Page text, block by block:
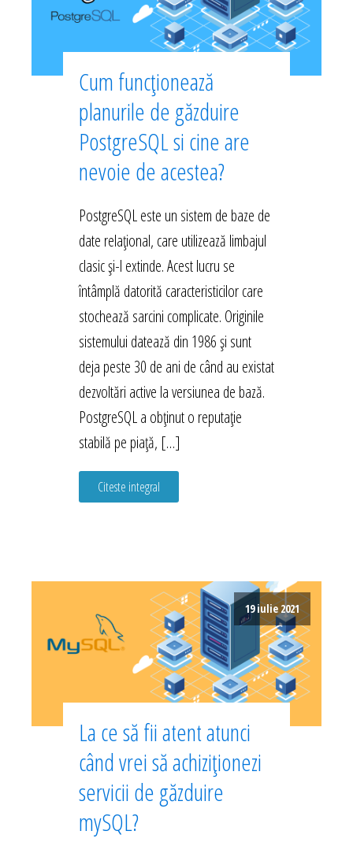
Cum funcționează
planurile de găzduire
PostgreSQL si cine are
nevoie de acestea?
PostgreSQL este un sistem de baze de
date relațional, care utilizează limbajul
clasic și-l extinde. Acest lucru se
întâmplă datorită caracteristicilor care
stochează sarcini complicate. Originile
sistemului datează din 1986 și sunt
deja peste 30 de ani de când au existat
dezvoltări active la versiunea de bază.
PostgreSQL a obținut o reputație
stabilă pe piață, […]
Citeste integral
19 iulie 2021
La ce să fii atent atunci
când vrei să achiziționezi
servicii de găzduire
mySQL?